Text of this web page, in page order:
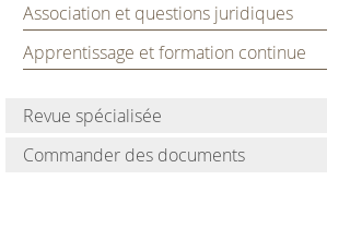
Association et questions juridiques
Apprentissage et formation continue
Revue spécialisée
Commander des documents